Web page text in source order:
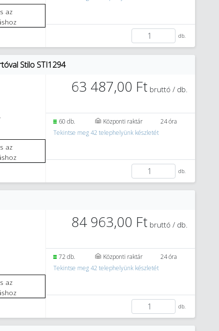
db.
Stilo STI1294
63 487,00 Ft bruttó / db.
60 db. Központi raktár
24 óra
Tekintse meg 42 telephelyünk készletét
db.
84 963,00 Ft bruttó / db.
72 db. Központi raktár
24 óra
Tekintse meg 42 telephelyünk készletét
db.